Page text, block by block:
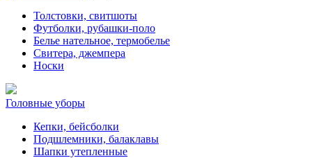
Толстовки, свитшоты
Футболки, рубашки-поло
Белье нательное, термобелье
Свитера, джемпера
Носки
Головные уборы
Кепки, бейсболки
Подшлемники, балаклавы
Шапки утепленные